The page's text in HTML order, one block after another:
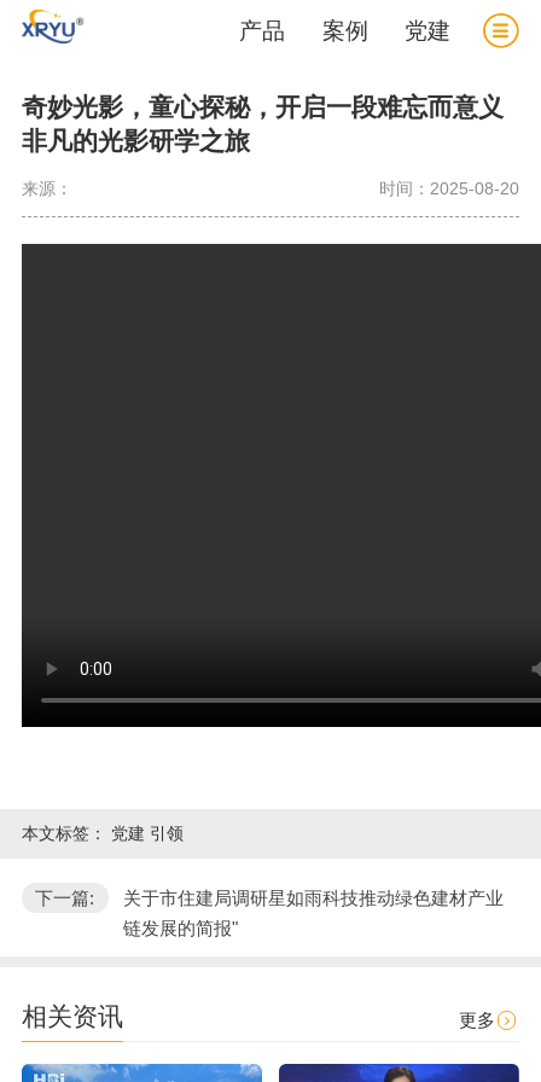
产品 案例 党建
奇妙光影，童心探秘，开启一段难忘而意义
非凡的光影研学之旅
来源： 时间：2025-08-20
本文标签： 党建 引领
下一篇:
关于市住建局调研星如雨科技推动绿色建材产业
链发展的简报"
相关资讯 更多